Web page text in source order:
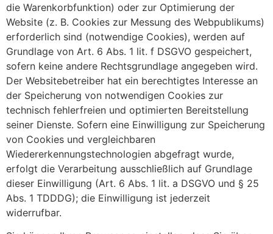
die Warenkorbfunktion) oder zur Optimierung der
Website (z. B. Cookies zur Messung des Webpublikums)
erforderlich sind (notwendige Cookies), werden auf
Grundlage von Art. 6 Abs. 1 lit. f DSGVO gespeichert,
sofern keine andere Rechtsgrundlage angegeben wird.
Der Websitebetreiber hat ein berechtigtes Interesse an
der Speicherung von notwendigen Cookies zur
technisch fehlerfreien und optimierten Bereitstellung
seiner Dienste. Sofern eine Einwilligung zur Speicherung
von Cookies und vergleichbaren
Wiedererkennungstechnologien abgefragt wurde,
erfolgt die Verarbeitung ausschließlich auf Grundlage
dieser Einwilligung (Art. 6 Abs. 1 lit. a DSGVO und § 25
Abs. 1 TDDDG); die Einwilligung ist jederzeit
widerrufbar.